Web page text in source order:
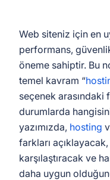
Web siteniz için en
performans,
öneme sahiptir. Bu
temel kavram “
seçenek
durumlarda
yazımızda, hosting
farkları
karşılaştıracak ve
daha uygun